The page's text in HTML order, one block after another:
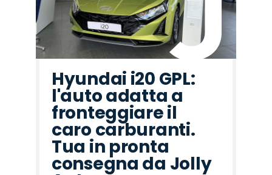
Hyundai i20 GPL:
l'auto adatta a
fronteggiare il
caro carburanti.
Tua in pronta
consegna da Jolly